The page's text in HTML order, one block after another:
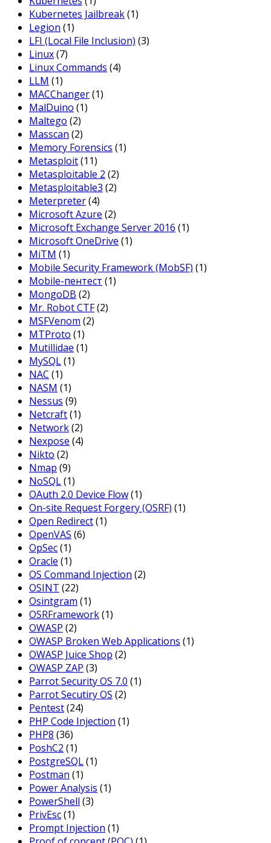
Kubernetes Jailbreak(1)
Legion (1)
LFI (Local File Inclusion) (3)
Linux(7)
Linux Commands (4)
LLM (1)
MACChanger(1)
MalDuino (1)
Maltego (2)
Masscan (2)
Memory Forensics (1)
Metasploit(11)
Metasploitable 2 (2)
Metasploitable3 (2)
Meterpreter(4)
Microsoft Azure (2)
Microsoft Exchange Server 2016 (1)
Microsoft OneDrive (1)
MiTM (1)
Mobile Security Framework (MobSF) (1)
Mobile-пентест (1)
MongoDB (2)
Mr. Robot CTF(2)
MSFVenom (2)
MTProto (1)
Mutillidae (1)
MySQL(1)
NAC (1)
NASM (1)
Nessus (9)
Netcraft(1)
Network(2)
Nexpose (4)
Nikto (2)
Nmap (9)
NoSQL(1)
OAuth 2.0 Device Flow(1)
On-site Request Forgery (OSRF) (1)
Open Redirect(1)
OpenVAS (6)
OpSec(1)
Oracle (1)
OS Command Injection (2)
OSINT (22)
Osintgram (1)
OSRFramework(1)
OWASP (2)
OWASP Broken Web Applications (1)
OWASP Juice Shop (2)
OWASP ZAP (3)
Parrot Security OS 7.0 (1)
Parrot Secutiry OS (2)
Pentest(24)
PHP Code Injection (1)
PHP8 (36)
PoshC2 (1)
PostgreSQL(1)
Postman (1)
Power Analysis (1)
PowerShell (3)
PrivEsc(1)
Prompt Injection (1)